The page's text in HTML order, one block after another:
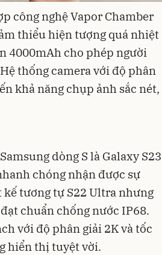
công nghệ Vapor Chamber
thiểu hiện tượng quá nhiệt
4000mAh cho phép người
thống camera với độ phân
khả năng chụp ảnh sắc nét,
dòng S là Galaxy S23
chóng nhận được sự
tương tự S22 Ultra nhưng
chuẩn chống nước IP68.
với độ phân giải 2K và tốc
hiển thị tuyệt vời.